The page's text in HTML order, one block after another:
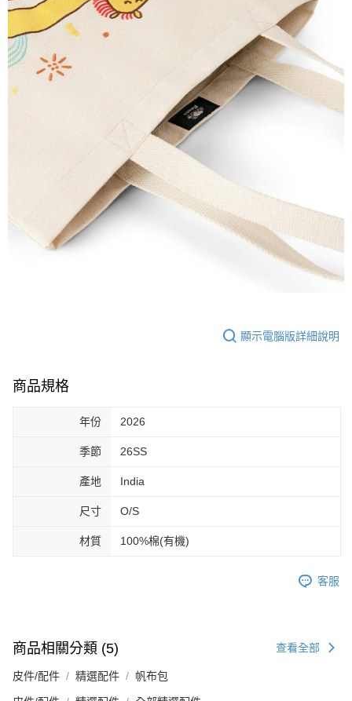
顯示電腦版詳細說明
商品規格
年份 2026
季節 26SS
產地 India
尺寸 O/S
材質 100%棉(有機)
客服
商品相關分類 (5) 查看全部
皮件/配件 精選配件 帆布包